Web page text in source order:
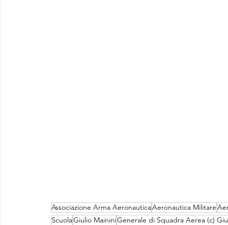
Associazione Arma AeronauticaAeronautica Militare
ScuolaGiulio MaininiGenerale di Squadra Aerea (c)